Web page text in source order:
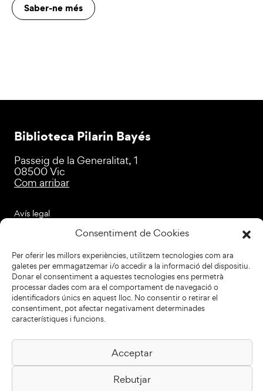
Consentiment de Cookies
Per oferir les millors experiències, utilitzem tecnologies com ara
galetes per emmagatzemar i/o accedir a la informació del dispositiu.
Donar el consentiment a aquestes tecnologies ens permetrà
processar dades com ara el comportament de navegació o
identificadors únics en aquest lloc. No consentir o retirar el
consentiment, pot afectar negativament determinades
característiques i funcions.
Acceptar
Rebutjar
Saber-ne més
Biblioteca Pilarin Bayés
Passeig de la Generalitat, 1
08500 Vic
Com arribar
Avís legal
Política de privacitat
Política de cookies
+34 93 883 33 25
Col·laboradors:
Subscriu-te al newsletter